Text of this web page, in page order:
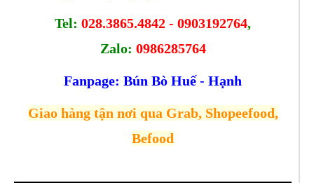
Tel: 028.3865.4842 - 0903192764,
Zalo: 0986285764
Fanpage: Bún Bò Huế - Hạnh
Giao hàng tận nơi qua Grab, Shopeefood,
Befood